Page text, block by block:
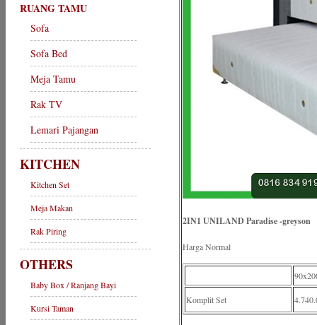
RUANG TAMU
Sofa
Sofa Bed
Meja Tamu
Rak TV
Lemari Pajangan
KITCHEN
Kitchen Set
Meja Makan
Rak Piring
OTHERS
Baby Box / Ranjang Bayi
Kursi Taman
2IN1 UNILAND Paradise -greyson
Harga Normal
Komplit Set